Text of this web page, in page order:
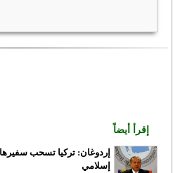
إقرأ أيضاً
إردوغان: تركيا تسحب
إسلامي